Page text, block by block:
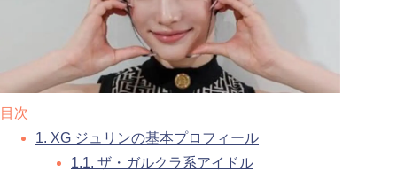
目次
1. XG ジュリンの基本プロフィール
1.1. ザ・ガルクラ系アイドル